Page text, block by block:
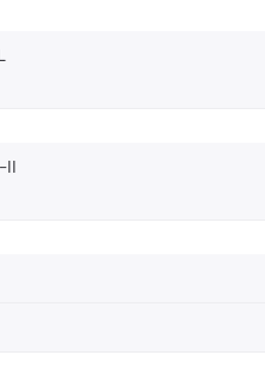
II